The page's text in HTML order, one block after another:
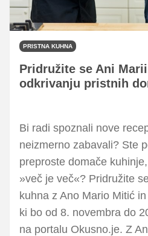
PRISTNA KUHNA
Pridružite se Ani
odkrivanju pristnih
Bi radi spoznali nove
neizmerno zabavali? Ste
preproste domače
»več je več«? Pridružite
kuhna z Ano Mario Mitić
ki bo od 8. novembra do
na portalu Okusno.je. Z